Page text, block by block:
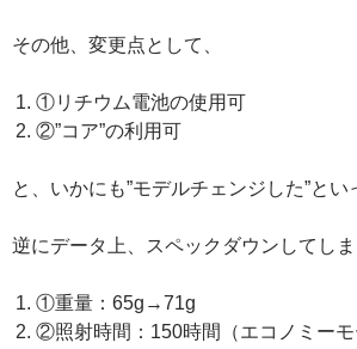
その他、変更点として、
①リチウム電池の使用可
②”コア”の利用可
と、いかにも”モデルチェンジした”とい
逆にデータ上、スペックダウンしてしま
①重量：65g→71g
②照射時間：150時間（エコノミー